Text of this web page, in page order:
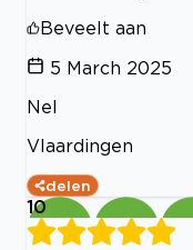
Beveelt aan
5 March 2025
Nel
Vlaardingen
delen
10